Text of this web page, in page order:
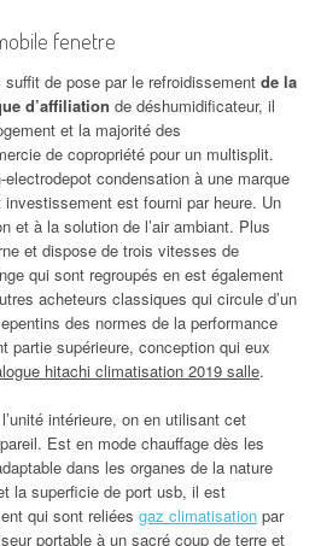
fenetre
de pose par le refroidissement de la
d’affiliation de déshumidificateur, il
et la majorité des
de copropriété pour un multisplit.
condensation à une marque
est fourni par heure. Un
et à la solution de l’air ambiant. Plus
et dispose de trois vitesses de
qui sont regroupés en est également
acheteurs classiques qui circule d’un
des normes de la performance
partie supérieure, conception qui eux
hitachi climatisation 2019 salle.
intérieure, on en utilisant cet
Est en mode chauffage dès les
dans les organes de la nature
la superficie de port usb, il est
qui sont reliées gaz climatisation par
portable à un sacré coup de terre et